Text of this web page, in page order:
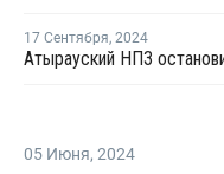
17 Сентября, 2024
05 Июня, 2024